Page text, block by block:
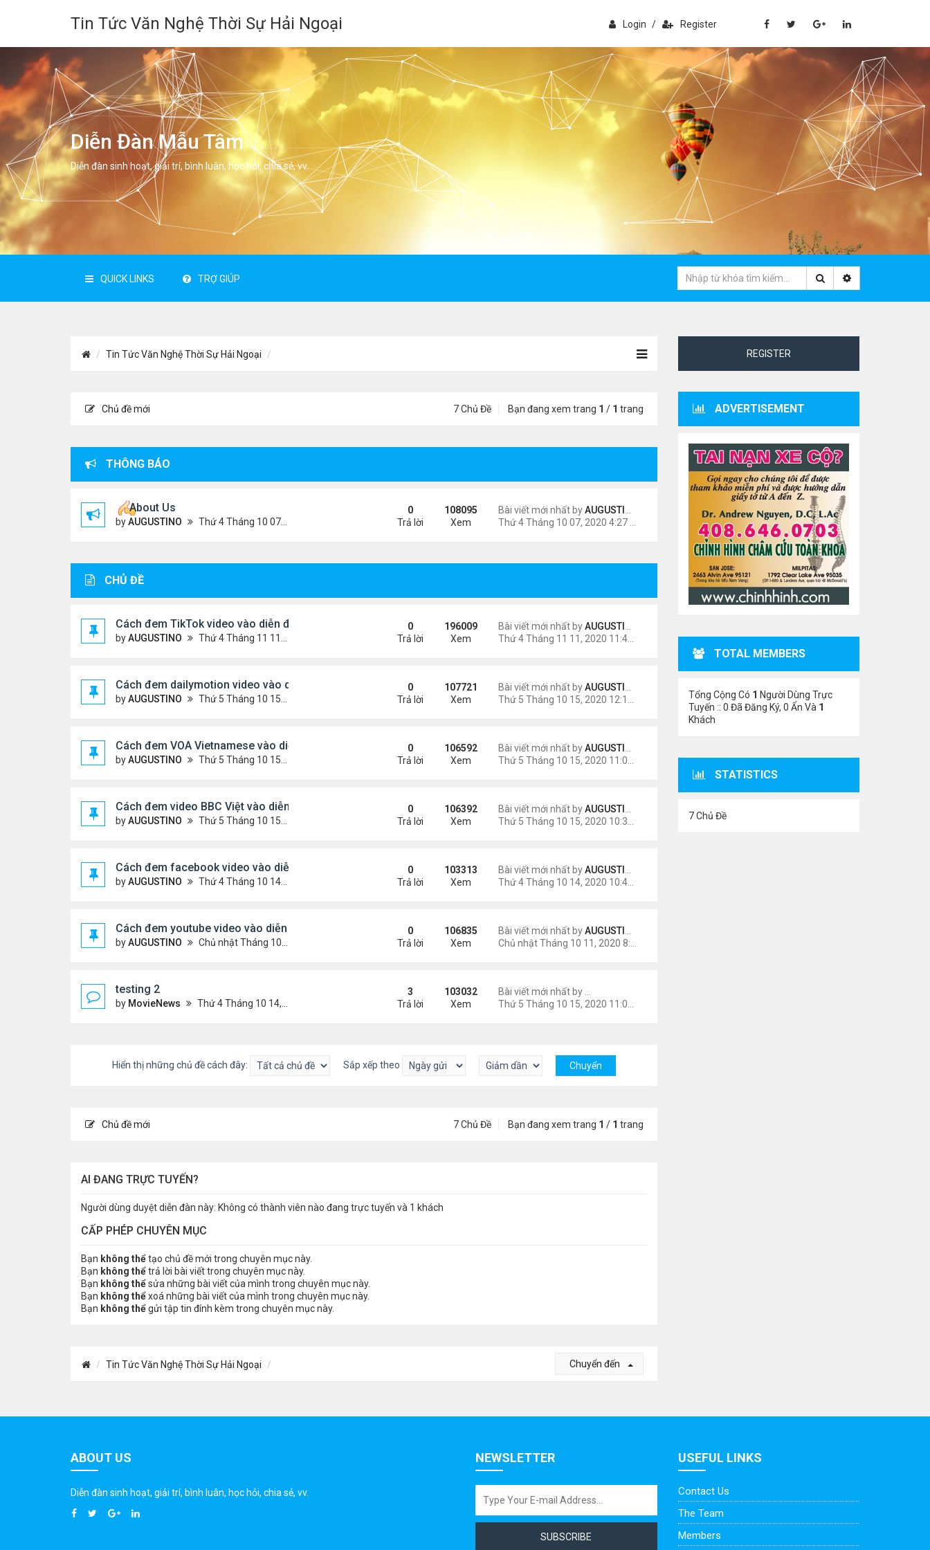
Tin Tức Văn Nghệ Thời Sự Hải Ngoại Login / Register
Diễn Đàn Mẫu Tâm
Diễn đàn sinh hoạt, giải trí, bình luân, học hỏi, chia sẻ, vv.
QUICK LINKS TRỢ GIÚP
Tin Tức Văn Nghệ Thời Sự Hải Ngoại
Chủ đề mới 7 Chủ Đề Bạn đang xem trang 1 / 1 trang
THÔNG BÁO
About Us
byAUGUSTINO Thứ 4 Tháng 10 07, 2020 4:27 pm
Bài viết mới nhất byAUGUSTINO
0
Trả lời
108095
Xem
CHỦ ĐỀ
Cách đem TikTok video vào diễn đàn
byAUGUSTINO Thứ 4 Tháng 11 11, 2020 11:44 am
Bài viết mới nhất byAUGUSTINO
Thứ 4 Tháng 11 11, 2020 11:44 am
0
Trả lời
196009
Xem
Cách đem dailymotion video vào diễn đàn
byAUGUSTINO Thứ 5 Tháng 10 15, 2020 12:14 pm
Bài viết mới nhất byAUGUSTINO
0
Trả lời
107721
Xem
Cách đem VOA Vietnamese vào diễn đàn
byAUGUSTINO Thứ 5 Tháng 10 15, 2020 11:08 am
Bài viết mới nhất byAUGUSTINO
0
Trả lời
106592
Xem
Cách đem video BBC Việt vào diễn đàn
byAUGUSTINO Thứ 5 Tháng 10 15, 2020 10:34 am
Bài viết mới nhất byAUGUSTINO
0
Trả lời
106392
Xem
Cách đem facebook video vào diễn đàn
byAUGUSTINO Thứ 4 Tháng 10 14, 2020 10:42 pm
Bài viết mới nhất byAUGUSTINO
Thứ 4 Tháng 10 14, 2020 10:42 pm
0
Trả lời
103313
Xem
Cách đem youtube video vào diễn đàn
byAUGUSTINO Chủ nhật Tháng 10 11, 2020 8:50 pm
Bài viết mới nhất byAUGUSTINO
0
Trả lời
106835
Xem
testing 2
by MovieNews Thứ 4 Tháng 10 14, 2020 10:16 pm
3
Trả lời
103032
Xem
Hiển thị những chủ đề cách đây: Sắp xếp theo
Chủ đề mới 7 Chủ Đề Bạn đang xem trang 1 / 1 trang
AI ĐANG TRỰC TUYẾN?
Người dùng duyệt diễn đàn này: Không có thành viên nào đang trực tuyến và 1 khách
CẤP PHÉP CHUYÊN MỤC
Bạn không thểtạo chủ đề mới trong chuyên mục này.
Bạn không thểtrả lời bài viết trong chuyên mục này.
Bạn không thểsửa những bài viết của mình trong chuyên mục này.
Bạn không thểxoá những bài viết của mình trong chuyên mục này.
Bạn không thểgửi tập tin đính kèm trong chuyên mục này.
Tin Tức Văn Nghệ Thời Sự Hải Ngoại Chuyển đến
REGISTER
ADVERTISEMENT
TOTAL MEMBERS
Tổng Cộng Có 1 Người Dùng Trực
Tuyến :: 0 Đã Đăng Ký, 0 Ẩn Và 1
Khách
STATISTICS
7 Chủ Đề
ABOUT US
Diễn đàn sinh hoạt, giải trí, bình luân, học hỏi, chia sẻ, vv.
NEWSLETTER
SUBSCRIBE
USEFUL LINKS
Contact Us
The Team
Members